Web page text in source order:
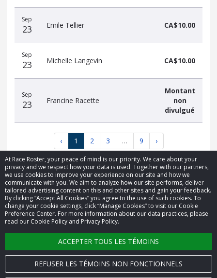
At Race Roster, your peace of mind is our priority. We care about your
privacy and we respect how your data is used. Together with our partners,
we use cookies to improve your experience on our site and how we
communicate with you. We aim to analyze how our site performs, deliver
tailored advertising content on this and other sites and gain your feedback.
By clicking “Accept All Cookies” you agree to the use of such cookies. To
change your cookie settings, click “Manage Cookies” to visit our Cookie
Preference Center. For more information about our data practices, please
read our Cookie Policy and Privacy Policy.
ACCEPTER TOUS LES TÉMOINS
REFUSER LES TÉMOINS NON FONCTIONNELS
Sep
23 Emile Tellier CA$10.00
Sep
23 Michelle Langevin CA$10.00
Sep
23 Francine Racette
Montant
non
divulgué
‹ 1 2 3 … 9 ›
© 2026 Race Roster. Tous droits réservés.
Paramètres des témoins
Politique de confidentialité
Conditions générales